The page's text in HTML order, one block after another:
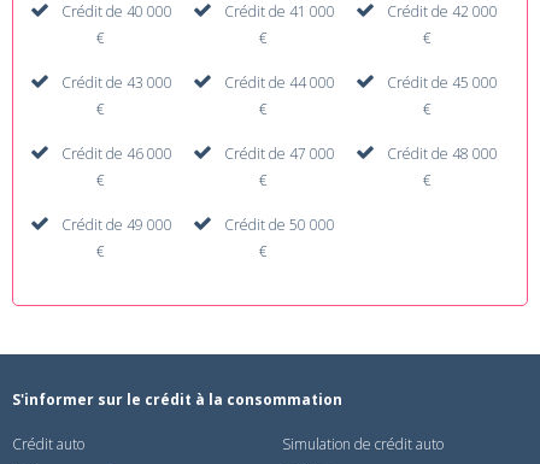
Crédit de 40 000
€
Crédit de 41 000
€
Crédit de 42 000
€
Crédit de 43 000
€
Crédit de 44 000
€
Crédit de 45 000
€
Crédit de 46 000
€
Crédit de 47 000
€
Crédit de 48 000
€
Crédit de 49 000
€
Crédit de 50 000
€
S'informer sur le crédit à la consommation
Crédit auto
Simulation de crédit auto